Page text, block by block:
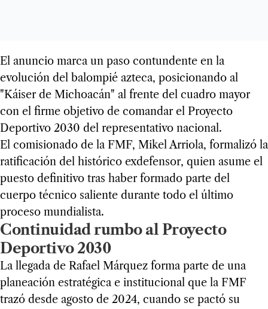
El anuncio marca un paso contundente en la
evolución del balompié azteca, posicionando al
"Káiser de Michoacán" al frente del cuadro mayor
con el firme objetivo de comandar el Proyecto
Deportivo 2030 del representativo nacional.
El comisionado de la FMF, Mikel Arriola, formalizó la
ratificación del histórico exdefensor, quien asume el
puesto definitivo tras haber formado parte del
cuerpo técnico saliente durante todo el último
proceso mundialista.
Continuidad rumbo al Proyecto
Deportivo 2030
La llegada de Rafael Márquez forma parte de una
planeación estratégica e institucional que la FMF
trazó desde agosto de 2024, cuando se pactó su